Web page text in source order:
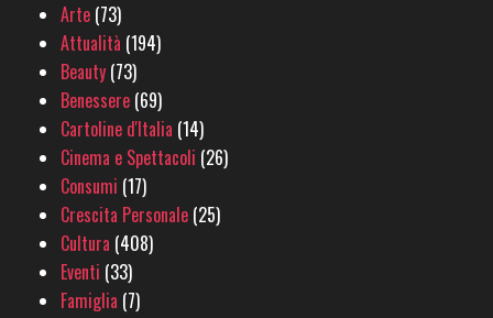
Arte (73)
Attualità (194)
Beauty (73)
Benessere (69)
Cartoline d'Italia (14)
Cinema e Spettacoli (26)
Consumi (17)
Crescita Personale (25)
Cultura (408)
Eventi (33)
Famiglia (7)